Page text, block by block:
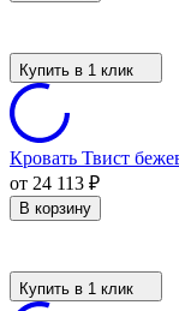
Купить в 1 клик
Кровать Твист
от 24 113 ₽
В корзину
Купить в 1 клик